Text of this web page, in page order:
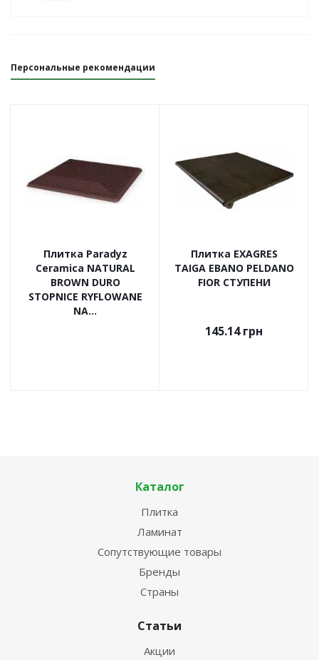
Персональные рекомендации
Плитка Paradyz
Ceramica NATURAL
BROWN DURO
STOPNICE RYFLOWANE
NA...
Плитка EXAGRES
TAIGA EBANO PELDANO
FIOR СТУПЕНИ
145.14грн
Каталог
Плитка
Ламинат
Сопутствующие товары
Бренды
Страны
Статьи
Акции